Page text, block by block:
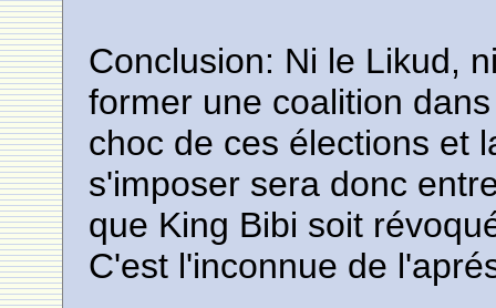
Conclusion: Ni le Likud,
former une coalition
choc de ces élections et
s'imposer sera donc
que King Bibi soit
C'est l'inconnue de